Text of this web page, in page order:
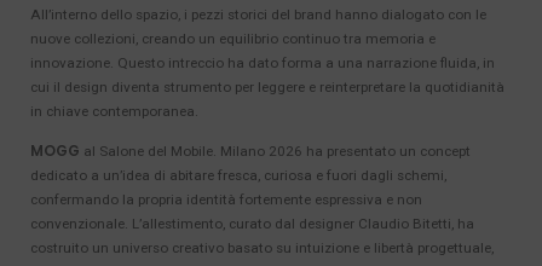
All’interno dello spazio, i pezzi storici del brand hanno dialogato con le
nuove collezioni, creando un equilibrio continuo tra memoria e
innovazione. Questo intreccio ha dato forma a una narrazione fluida, in
cui il design diventa strumento per leggere e reinterpretare la quotidianità
in chiave contemporanea.
MOGG al Salone del Mobile. Milano 2026 ha presentato un concept
dedicato a un’idea di abitare fresca, curiosa e fuori dagli schemi,
confermando la propria identità fortemente espressiva e non
convenzionale. L’allestimento, curato dal designer Claudio Bitetti, ha
costruito un universo creativo basato su intuizione e libertà progettuale,